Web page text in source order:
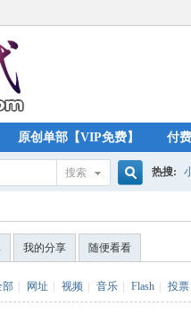
原创单部【VIP免费】 付
搜索 热搜:
我的分享 随便看看
部 网址 视频 音乐 Flash 投票